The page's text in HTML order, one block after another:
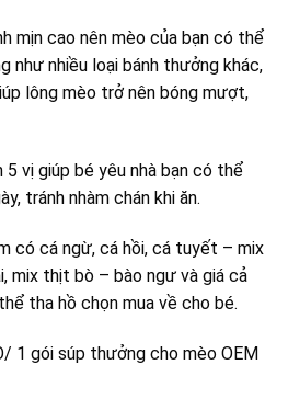
mịn cao nên mèo của bạn có thể
như nhiều loại bánh thưởng khác,
lông mèo trở nên bóng mượt,
vị giúp bé yêu nhà bạn có thể
tránh nhàm chán khi ăn.
có cá ngừ, cá hồi, cá tuyết – mix
mix thịt bò – bào ngư và giá cả
tha hồ chọn mua về cho bé.
1 gói súp thưởng cho mèo OEM